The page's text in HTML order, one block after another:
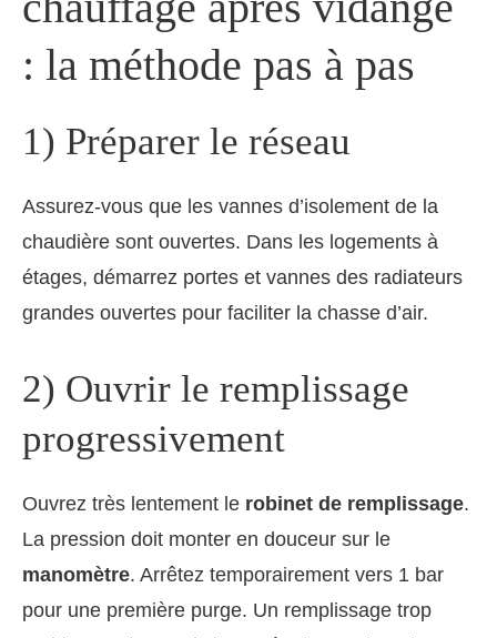
: la méthode pas à pas
1) Préparer le réseau
Assurez-vous que les vannes d’isolement de la
chaudière sont ouvertes. Dans les logements à
étages, démarrez portes et vannes des radiateurs
grandes ouvertes pour faciliter la chasse d’air.
2) Ouvrir le remplissage
progressivement
Ouvrez très lentement le robinet de remplissage.
La pression doit monter en douceur sur le
manomètre. Arrêtez temporairement vers 1 bar
pour une première purge. Un remplissage trop